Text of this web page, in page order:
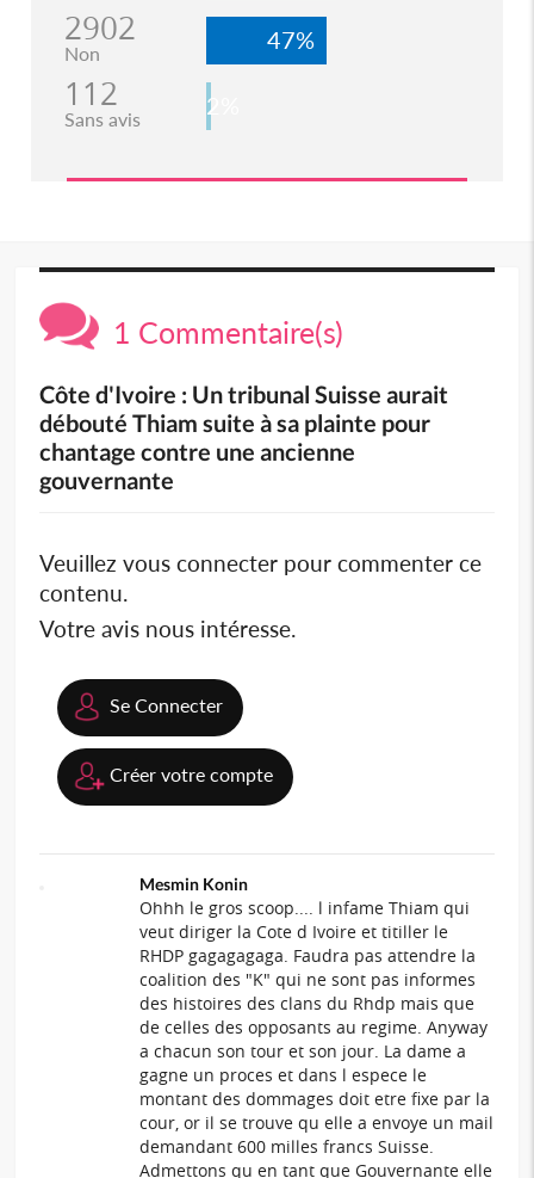
2902
Non 47%
112
Sans avis 2%
1 Commentaire(s)
Côte d'Ivoire : Un tribunal Suisse aurait
débouté Thiam suite à sa plainte pour
chantage contre une ancienne
gouvernante
Veuillez vous connecter pour commenter ce
contenu.
Votre avis nous intéresse.
Se Connecter
Créer votre compte
Mesmin Konin
Ohhh le gros scoop.... l infame Thiam qui
veut diriger la Cote d Ivoire et titiller le
RHDP gagagagaga. Faudra pas attendre la
coalition des "K" qui ne sont pas informes
des histoires des clans du Rhdp mais que
de celles des opposants au regime. Anyway
a chacun son tour et son jour. La dame a
gagne un proces et dans l espece le
montant des dommages doit etre fixe par la
cour, or il se trouve qu elle a envoye un mail
demandant 600 milles francs Suisse.
Admettons qu en tant que Gouvernante elle